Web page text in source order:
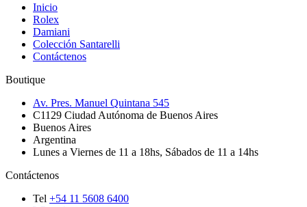
Inicio
Rolex
Damiani
Colección Santarelli
Contáctenos
Boutique
Av. Pres. Manuel Quintana 545
C1129 Ciudad Autónoma de Buenos Aires
Buenos Aires
Argentina
Lunes a Viernes de 11 a 18hs, Sábados de 11 a 14hs
Contáctenos
Tel +54 11 5608 6400